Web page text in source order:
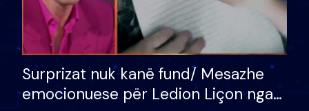
Surprizat nuk kanë fund/ Mesazhe
emocionuese për Ledion Liçon nga